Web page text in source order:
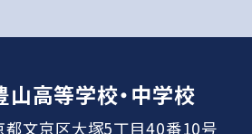
山高等学校・中学校
文京区大塚5丁目40番10号